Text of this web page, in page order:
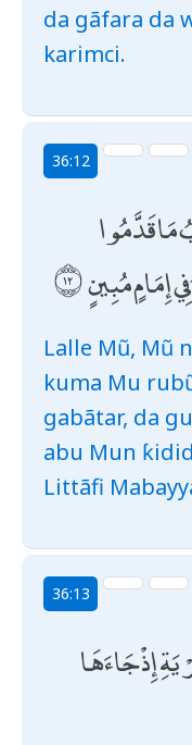
da gãfara da
karimci.
36:12
قَدَّمُوا
إِمَامٍ مُبِينٍ
Lalle Mũ, Mũ
kuma Mu
gabãtar, da
abu Mun
Littãfi
36:13
إِذْ جَاءَهَا